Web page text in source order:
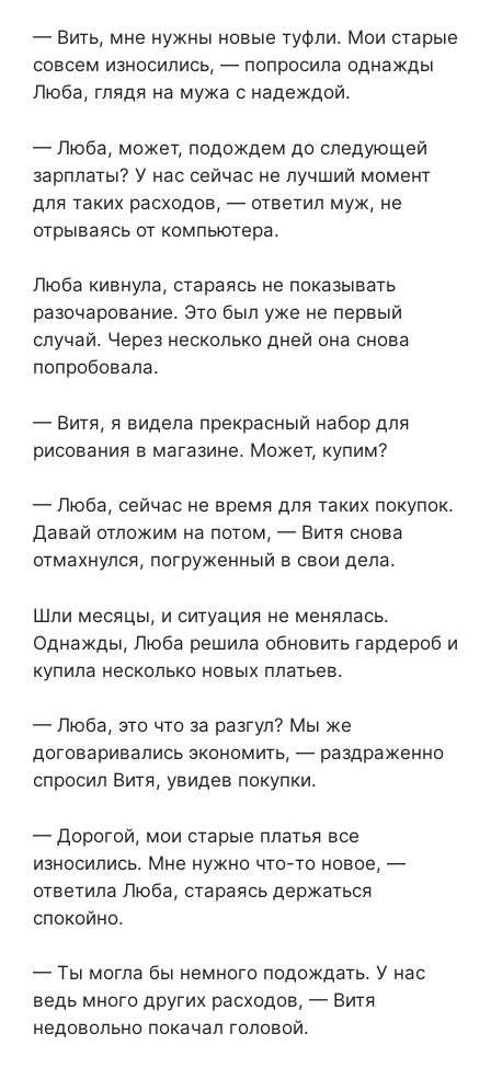
— Вить, мне нужны новые туфли. Мои старые
совсем износились, — попросила однажды
Люба, глядя на мужа с надеждой.
— Люба, может, подождем до следующей
зарплаты? У нас сейчас не лучший момент
для таких расходов, — ответил муж, не
отрываясь от компьютера.
Люба кивнула, стараясь не показывать
разочарование. Это был уже не первый
случай. Через несколько дней она снова
попробовала.
— Витя, я видела прекрасный набор для
рисования в магазине. Может, купим?
— Люба, сейчас не время для таких покупок.
Давай отложим на потом, — Витя снова
отмахнулся, погруженный в свои дела.
Шли месяцы, и ситуация не менялась.
Однажды, Люба решила обновить гардероб и
купила несколько новых платьев.
— Люба, это что за разгул? Мы же
договаривались экономить, — раздраженно
спросил Витя, увидев покупки.
— Дорогой, мои старые платья все
износились. Мне нужно что-то новое, —
ответила Люба, стараясь держаться
спокойно.
— Ты могла бы немного подождать. У нас
ведь много других расходов, — Витя
недовольно покачал головой.